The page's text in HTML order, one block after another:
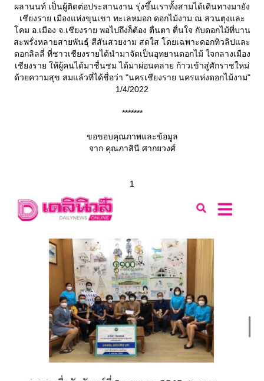
ผลานนท์ เป็นผู้ติดต่อประสานงาน รุ่งขึ้นเราทั้งสามได้เดินทางมายัง
เชียงราย เมืองแห่งขุนเขา ทะเลหมอก ดอกไม้งาม ณ สวนตุงและ
คม อ.เมือง จ.เชียงราย พอไปถึงก็ต้อง ตื่นตา ตื่นใจ กับดอกไม้ที่บาน
สะพรั่งหลายสายพันธุ์ สีสันสวยงาม สดใส โดยเฉพาะดอกทิวลิปและ
ดอกลิลลี่ ที่ชาวเชียงรายได้นำมาจัดเป็นอุทยานดอกไม้ ใจกลางเมือง
เชียงราย ให้ผู้คนได้มาชื่นชม ได้มาผ่อนคลาย ก้าวเข้าสู่ศักราชใหม่
ด้วยความสุข สมแล้วที่ได้ชื่อว่า "นครเชียงราย นครแห่งดอกไม้งาม"
1/4/2022
*******
ขอขอบคุณภาพและข้อมูล
จาก คุณภาสินี ศากยวงศ์
1